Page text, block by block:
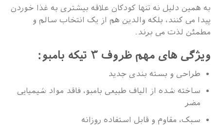
به همین دلیل نه تنها کودکان علاقه بیشتری به غذا خوردن
پیدا می کنند، بلکه والدین هم از یک انتخاب سالم و
مطمئن لذت می برند.
ویژگی های مهم ظروف ۳ تیکه بامبو:
طراحی و بسته بندی جدید
ساخته شده از الیاف طبیعی بامبو، فاقد مواد شیمیایی
مضر
سبک، مقاوم و قابل استفاده روزانه